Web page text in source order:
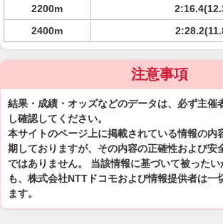
2200m
2400m
注意事項
結果・成績・オッズなどのデータは、必ず主催
し確認してください。
本サイトのページ上に掲載されている情報の内
期しておりますが、その内容の正確性および安
ではありません。 当該情報に基づいて被った
も、株式会社NTTドコモおよび情報提供者は一
ます。